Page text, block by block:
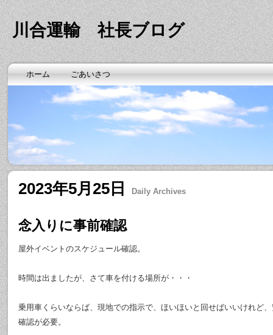
川合運輸 社長ブログ
ホーム ごあいさつ
2023年5月25日 Daily Archives
念入りに事前確認
屋外イベントのスケジュール確認。
時間は出ましたが、さて車を付ける場所が・・・
乗用車くらいならば、現地での指示で、ほいほいと回せばいいけれど
確認が必要。